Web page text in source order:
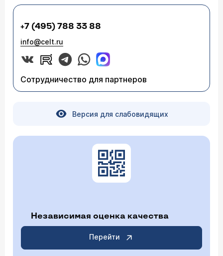
+7 (495) 788 33 88
info@celt.ru
Сотрудничество для партнеров
Версия для слабовидящих
Независимая оценка качества
Перейти